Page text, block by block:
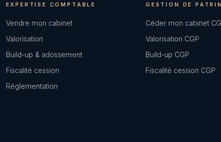
EXPERTISE COMPTABLE
Vendre mon cabinet
Valorisation
Build-up & adossement
Fiscalité cession
Réglementation
GESTION DE
Céder mon cabinet
Valorisation CGP
Build-up CGP
Fiscalité cession CGP